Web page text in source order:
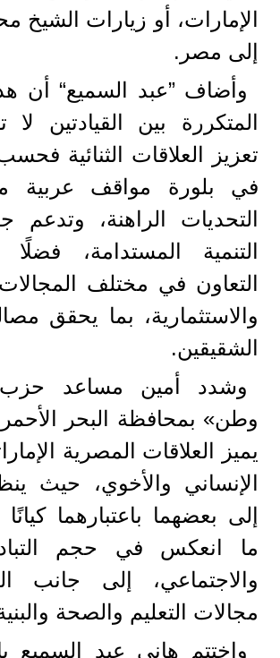
الإمارات، أو زيارات الشيخ
إلى مصر.
وأضاف ”عبد السميع“ أن
المتكررة بين القيادتين
تعزيز العلاقات الثنائية
في بلورة مواقف عربية
التحديات الراهنة، وتدعم
التنمية المستدامة،
التعاون في مختلف المجالات
والاستثمارية، بما يحقق
الشقيقين.
وشدد أمين مساعد
وطن» بمحافظة البحر
يميز العلاقات المصرية
الإنساني والأخوي، حيث
إلى بعضهما باعتبارهما
ما انعكس في حجم
والاجتماعي، إلى جانب
مجالات التعليم والصحة
واختتم هاني عبد السميع